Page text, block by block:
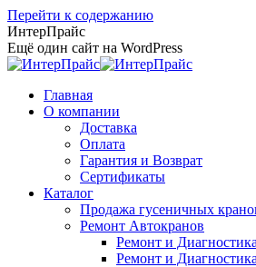
Перейти к содержанию
ИнтерПрайс
Ещё один сайт на WordPress
Главная
О компании
Доставка
Оплата
Гарантия и Возврат
Сертификаты
Каталог
Продажа гусеничных
Ремонт Автокранов
Ремонт и
Ремонт и